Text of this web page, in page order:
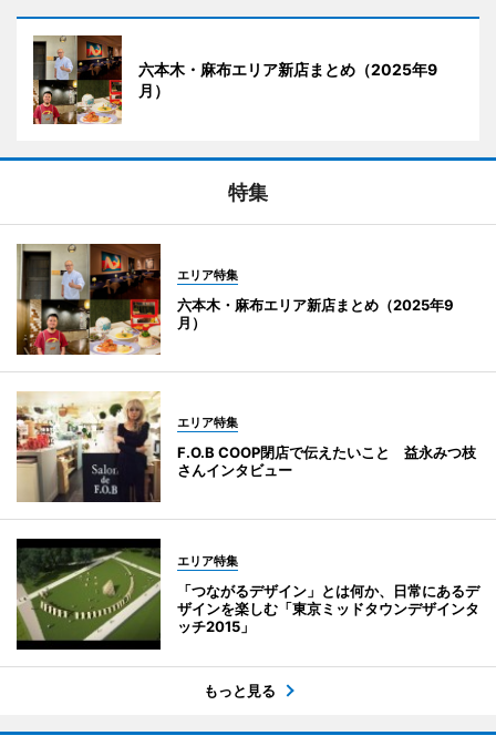
六本木・麻布エリア新店まとめ（2025年9
月）
特集
エリア特集
六本木・麻布エリア新店まとめ（2025年9
月）
エリア特集
F.O.B COOP閉店で伝えたいこと 益永みつ枝
さんインタビュー
エリア特集
「つながるデザイン」とは何か、日常にあるデ
ザインを楽しむ「東京ミッドタウンデザインタ
ッチ2015」
もっと見る